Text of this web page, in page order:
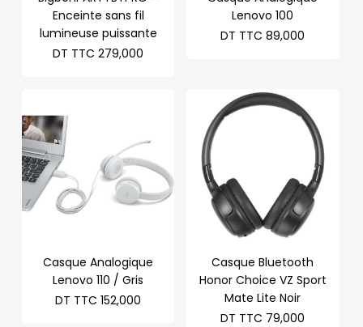
Enceinte sans fil
lumineuse puissante
DT TTC 279,000
Lenovo 100
DT TTC 89,000
Casque Analogique
Lenovo 110 / Gris
DT TTC 152,000
Casque Bluetooth
Honor Choice VZ Sport
Mate Lite Noir
DT TTC 79,000